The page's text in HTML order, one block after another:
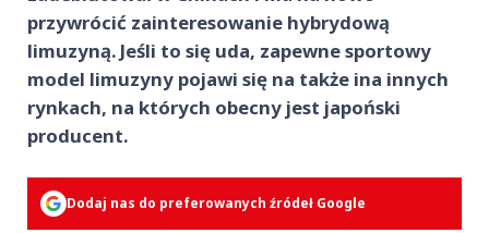
przywrócić zainteresowanie hybrydową
limuzyną. Jeśli to się uda, zapewne sportowy
model limuzyny pojawi się na także ina innych
rynkach, na których obecny jest japoński
producent.
Dodaj nas do preferowanych źródeł Google